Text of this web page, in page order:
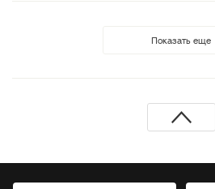
Показать еще